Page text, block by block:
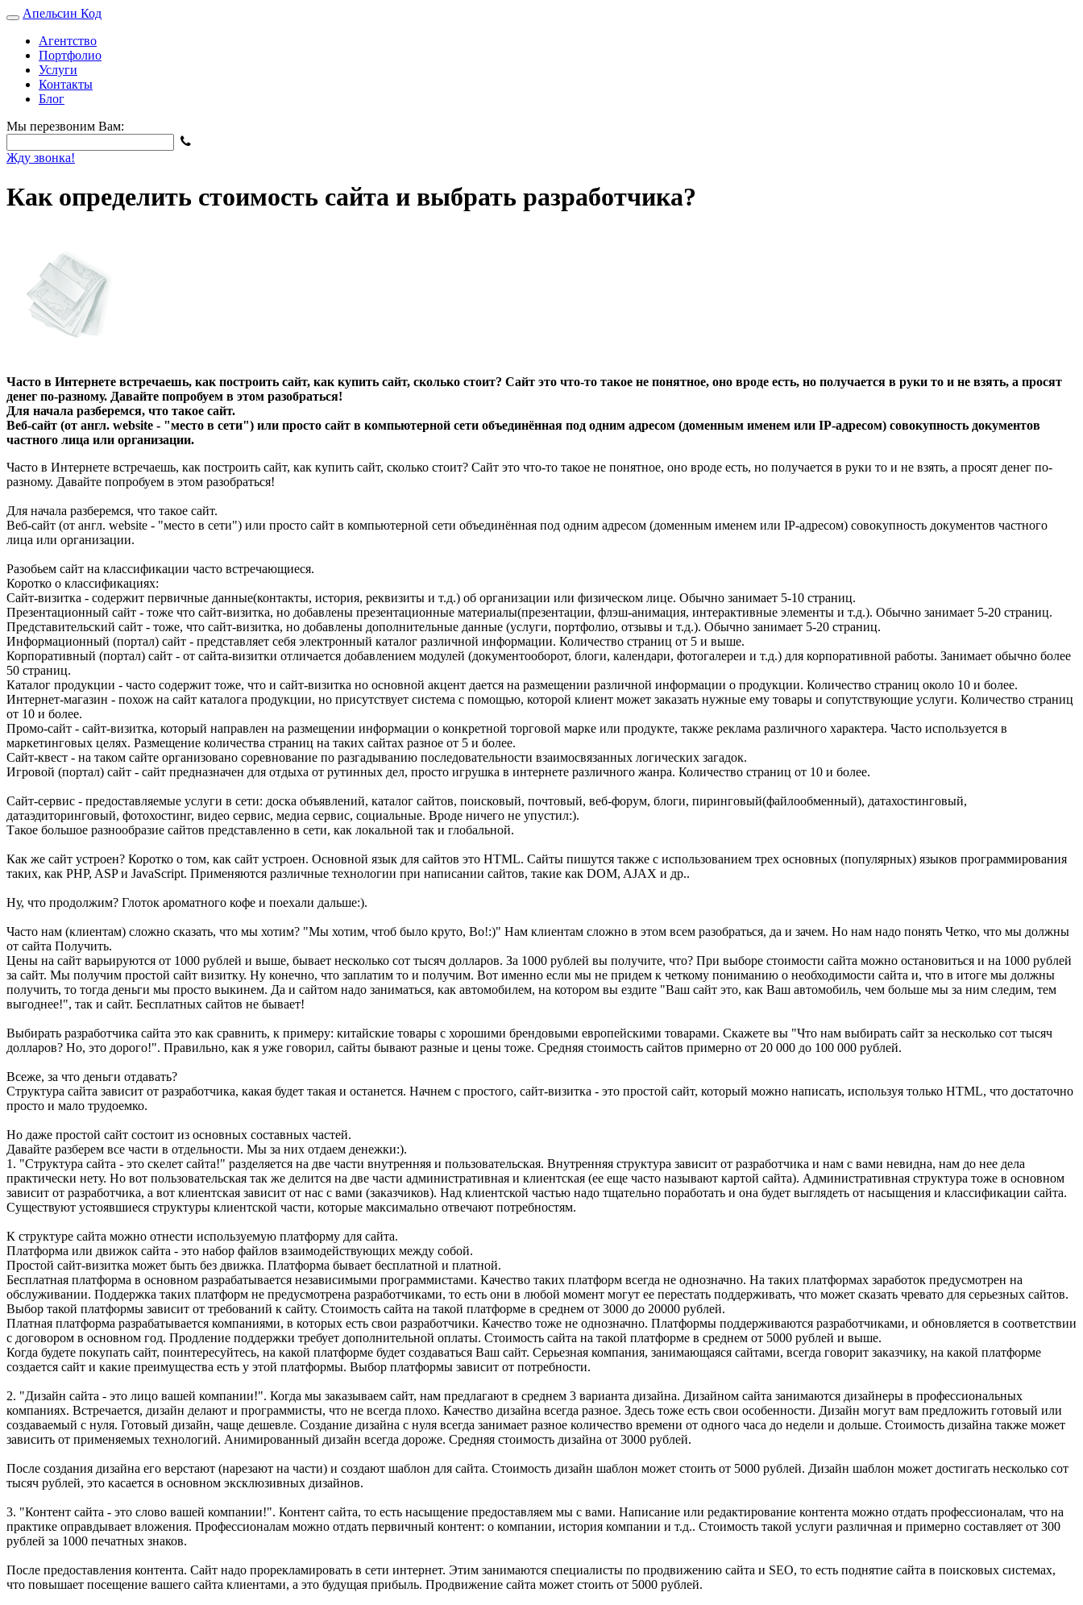
Апельсин Код
Агентство
Портфолио
Услуги
Контакты
Блог
Мы перезвоним Вам:
Жду звонка!
Как определить стоимость сайта и выбрать разработчика?
Часто в Интернете встречаешь, как построить сайт, как купить сайт, сколько стоит? Сайт это что-то такое не понятное, оно вроде есть, но получается в руки то и не взять, а просят
денег по-разному. Давайте попробуем в этом разобраться!
Для начала разберемся, что такое сайт.
Веб-сайт (от англ. website - "место в сети") или просто сайт в компьютерной сети объединённая под одним адресом (доменным именем или IP-адресом) совокупность документов
частного лица или организации.
Часто в Интернете встречаешь, как построить сайт, как купить сайт, сколько стоит? Сайт это что-то такое не понятное, оно вроде есть, но получается в руки то и не взять, а просят денег по-
разному. Давайте попробуем в этом разобраться!
Для начала разберемся, что такое сайт.
Веб-сайт (от англ. website - "место в сети") или просто сайт в компьютерной сети объединённая под одним адресом (доменным именем или IP-адресом) совокупность документов частного
лица или организации.
Разобьем сайт на классификации часто встречающиеся.
Коротко о классификациях:
Сайт-визитка - содержит первичные данные(контакты, история, реквизиты и т.д.) об организации или физическом лице. Обычно занимает 5-10 страниц.
Презентационный сайт - тоже что сайт-визитка, но добавлены презентационные материалы(презентации, флэш-анимация, интерактивные элементы и т.д.). Обычно занимает 5-20 страниц.
Представительский сайт - тоже, что сайт-визитка, но добавлены дополнительные данные (услуги, портфолио, отзывы и т.д.). Обычно занимает 5-20 страниц.
Информационный (портал) сайт - представляет себя электронный каталог различной информации. Количество страниц от 5 и выше.
Корпоративный (портал) сайт - от сайта-визитки отличается добавлением модулей (документооборот, блоги, календари, фотогалереи и т.д.) для корпоративной работы. Занимает обычно более
50 страниц.
Каталог продукции - часто содержит тоже, что и сайт-визитка но основной акцент дается на размещении различной информации о продукции. Количество страниц около 10 и более.
Интернет-магазин - похож на сайт каталога продукции, но присутствует система с помощью, которой клиент может заказать нужные ему товары и сопутствующие услуги. Количество страниц
от 10 и более.
Промо-сайт - сайт-визитка, который направлен на размещении информации о конкретной торговой марке или продукте, также реклама различного характера. Часто используется в
маркетинговых целях. Размещение количества страниц на таких сайтах разное от 5 и более.
Сайт-квест - на таком сайте организовано соревнование по разгадыванию последовательности взаимосвязанных логических загадок.
Игровой (портал) сайт - сайт предназначен для отдыха от рутинных дел, просто игрушка в интернете различного жанра. Количество страниц от 10 и более.
Сайт-сервис - предоставляемые услуги в сети: доска объявлений, каталог сайтов, поисковый, почтовый, веб-форум, блоги, пиринговый(файлообменный), датахостинговый,
датаэдиторинговый, фотохостинг, видео сервис, медиа сервис, социальные. Вроде ничего не упустил:).
Такое большое разнообразие сайтов представленно в сети, как локальной так и глобальной.
Как же сайт устроен? Коротко о том, как сайт устроен. Основной язык для сайтов это HTML. Сайты пишутся также с использованием трех основных (популярных) языков программирования
таких, как PHP, ASP и JavaScript. Применяются различные технологии при написании сайтов, такие как DOM, AJAX и др..
Ну, что продолжим? Глоток ароматного кофе и поехали дальше:).
Часто нам (клиентам) сложно сказать, что мы хотим? "Мы хотим, чтоб было круто, Во!:)" Нам клиентам сложно в этом всем разобраться, да и зачем. Но нам надо понять Четко, что мы должны
от сайта Получить.
Цены на сайт варьируются от 1000 рублей и выше, бывает несколько сот тысяч долларов. За 1000 рублей вы получите, что? При выборе стоимости сайта можно остановиться и на 1000 рублей
за сайт. Мы получим простой сайт визитку. Ну конечно, что заплатим то и получим. Вот именно если мы не придем к четкому пониманию о необходимости сайта и, что в итоге мы должны
получить, то тогда деньги мы просто выкинем. Да и сайтом надо заниматься, как автомобилем, на котором вы ездите "Ваш сайт это, как Ваш автомобиль, чем больше мы за ним следим, тем
выгоднее!", так и сайт. Бесплатных сайтов не бывает!
Выбирать разработчика сайта это как сравнить, к примеру: китайские товары с хорошими брендовыми европейскими товарами. Скажете вы "Что нам выбирать сайт за несколько сот тысяч
долларов? Но, это дорого!". Правильно, как я уже говорил, сайты бывают разные и цены тоже. Средняя стоимость сайтов примерно от 20 000 до 100 000 рублей.
Всеже, за что деньги отдавать?
Структура сайта зависит от разработчика, какая будет такая и останется. Начнем с простого, сайт-визитка - это простой сайт, который можно написать, используя только HTML, что достаточно
просто и мало трудоемко.
Но даже простой сайт состоит из основных составных частей.
Давайте разберем все части в отдельности. Мы за них отдаем денежки:).
1. "Структура сайта - это скелет сайта!" разделяется на две части внутренняя и пользовательская. Внутренняя структура зависит от разработчика и нам с вами невидна, нам до нее дела
практически нету. Но вот пользовательская так же делится на две части административная и клиентская (ее еще часто называют картой сайта). Административная структура тоже в основном
зависит от разработчика, а вот клиентская зависит от нас с вами (заказчиков). Над клиентской частью надо тщательно поработать и она будет выглядеть от насыщения и классификации сайта.
Существуют устоявшиеся структуры клиентской части, которые максимально отвечают потребностям.
К структуре сайта можно отнести используемую платформу для сайта.
Платформа или движок сайта - это набор файлов взаимодействующих между собой.
Простой сайт-визитка может быть без движка. Платформа бывает бесплатной и платной.
Бесплатная платформа в основном разрабатывается независимыми программистами. Качество таких платформ всегда не однозначно. На таких платформах заработок предусмотрен на
обслуживании. Поддержка таких платформ не предусмотрена разработчиками, то есть они в любой момент могут ее перестать поддерживать, что может сказать чревато для серьезных сайтов.
Выбор такой платформы зависит от требований к сайту. Стоимость сайта на такой платформе в среднем от 3000 до 20000 рублей.
Платная платформа разрабатывается компаниями, в которых есть свои разработчики. Качество тоже не однозначно. Платформы поддерживаются разработчиками, и обновляется в соответствии
с договором в основном год. Продление поддержки требует дополнительной оплаты. Стоимость сайта на такой платформе в среднем от 5000 рублей и выше.
Когда будете покупать сайт, поинтересуйтесь, на какой платформе будет создаваться Ваш сайт. Серьезная компания, занимающаяся сайтами, всегда говорит заказчику, на какой платформе
создается сайт и какие преимущества есть у этой платформы. Выбор платформы зависит от потребности.
2. "Дизайн сайта - это лицо вашей компании!". Когда мы заказываем сайт, нам предлагают в среднем 3 варианта дизайна. Дизайном сайта занимаются дизайнеры в профессиональных
компаниях. Встречается, дизайн делают и программисты, что не всегда плохо. Качество дизайна всегда разное. Здесь тоже есть свои особенности. Дизайн могут вам предложить готовый или
создаваемый с нуля. Готовый дизайн, чаще дешевле. Создание дизайна с нуля всегда занимает разное количество времени от одного часа до недели и дольше. Стоимость дизайна также может
зависить от применяемых технологий. Анимированный дизайн всегда дороже. Средняя стоимость дизайна от 3000 рублей.
После создания дизайна его верстают (нарезают на части) и создают шаблон для сайта. Стоимость дизайн шаблон может стоить от 5000 рублей. Дизайн шаблон может достигать несколько сот
тысяч рублей, это касается в основном эксклюзивных дизайнов.
3. "Контент сайта - это слово вашей компании!". Контент сайта, то есть насыщение предоставляем мы с вами. Написание или редактирование контента можно отдать профессионалам, что на
практике оправдывает вложения. Профессионалам можно отдать первичный контент: о компании, история компании и т.д.. Стоимость такой услуги различная и примерно составляет от 300
рублей за 1000 печатных знаков.
После предоставления контента. Сайт надо прорекламировать в сети интернет. Этим занимаются специалисты по продвижению сайта и SEO, то есть поднятие сайта в поисковых системах,
что повышает посещение вашего сайта клиентами, а это будущая прибыль. Продвижение сайта может стоить от 5000 рублей.